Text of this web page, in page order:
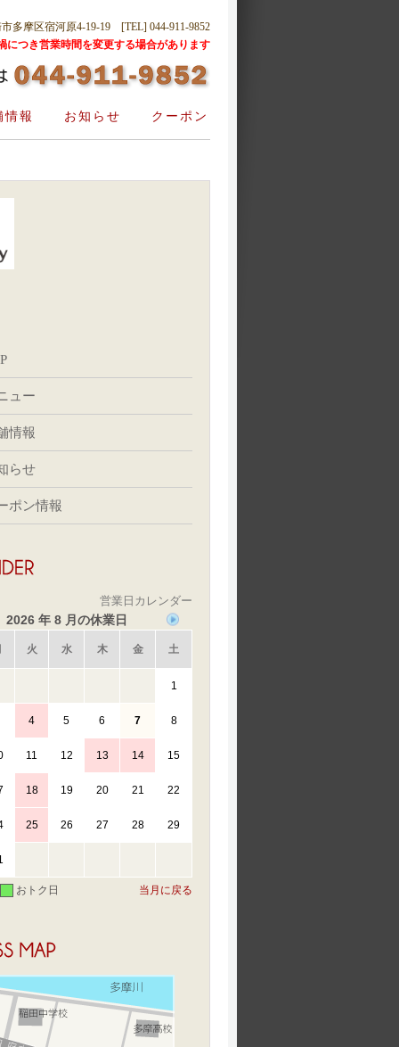
多摩区宿河原4-19-19 [TEL] 044-911-9852
につき営業時間を変更する場合があります
情報 お知らせ クーポン
ュー
情報
らせ
ポン情報
営業日カレンダー
2026 年 8 月の休業日
火 水 木 金 土
1
4 5 6 7 8
11 12 13 14 15
18 19 20 21 22
25 26 27 28 29
おトク日 当月に戻る